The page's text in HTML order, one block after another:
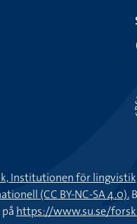
Institutionen för
(CC BY-NC-SA 4.0).
https://www.su.se/